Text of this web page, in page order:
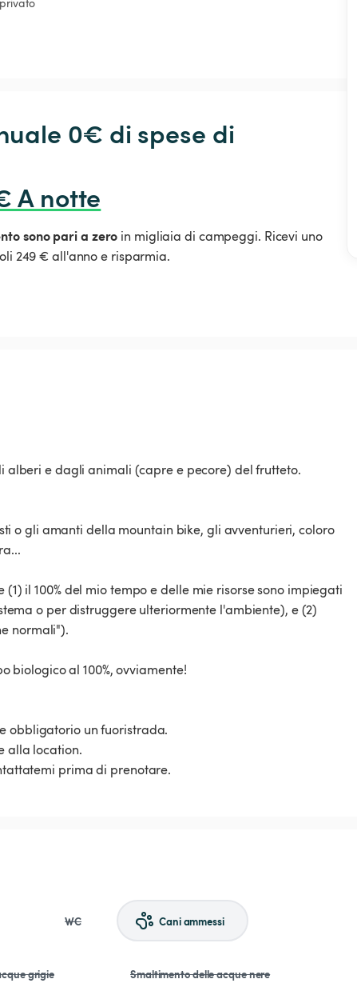
0€ di spese di
A notte
sono pari a zero in migliaia di campeggi. Ricevi uno
249 € all'anno e risparmia.
alberi e dagli animali (capre e pecore) del frutteto.
o gli amanti della mountain bike, gli avventurieri, coloro
il 100% del mio tempo e delle mie risorse sono impiegati
o per distruggere ulteriormente l'ambiente), e (2)
normali").
biologico al 100%, ovviamente!
obbligatorio un fuoristrada.
alla location.
prima di prenotare.
WC Cani ammessi
grigie Smaltimento delle acque nere